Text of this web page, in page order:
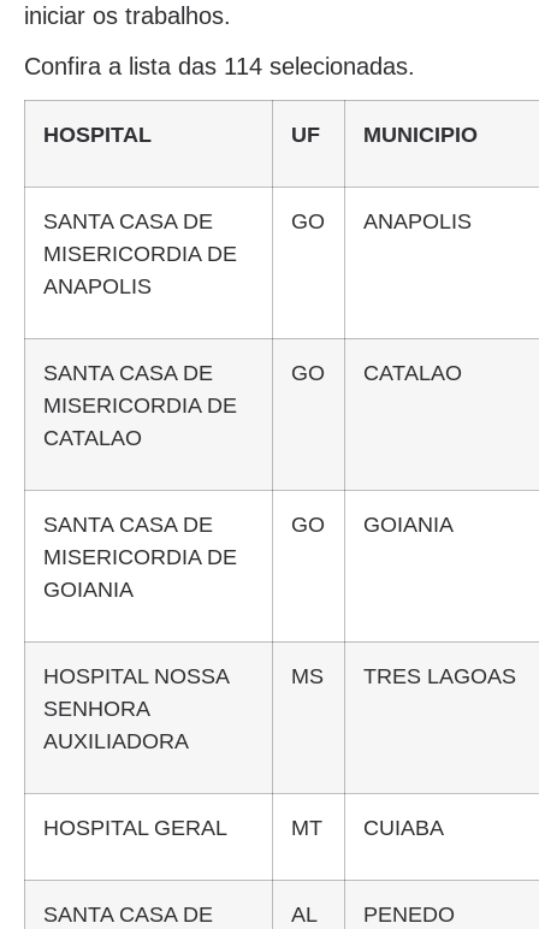
iniciar os trabalhos.
Confira a lista das 114 selecionadas.
HOSPITAL UF MUNICIPIO
SANTA CASA DE
MISERICORDIA DE
ANAPOLIS
GO ANAPOLIS
SANTA CASA DE
MISERICORDIA DE
CATALAO
GO CATALAO
SANTA CASA DE
MISERICORDIA DE
GOIANIA
GO GOIANIA
HOSPITAL NOSSA
SENHORA
AUXILIADORA
MS TRES LAGOAS
HOSPITAL GERAL MT CUIABA
SANTA CASA DE
AL PENEDO